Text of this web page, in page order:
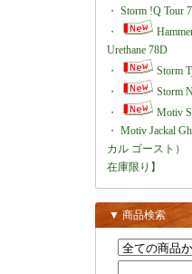
・ Storm !Q Tour
・
Urethane 78D
・
Storm
・
Storm
・
Motiv
・ Motiv Jackal
カル ゴースト）
在庫限り】
▼ 商品検索